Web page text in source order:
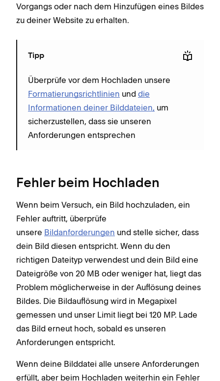
Vorgangs oder nach dem Hinzufügen eines Bildes
zu deiner Website zu erhalten.
Tipp
Überprüfe vor dem Hochladen unsere
Formatierungsrichtlinien und die
Informationen deiner Bilddateien, um
sicherzustellen, dass sie unseren
Anforderungen entsprechen
Fehler beim Hochladen
Wenn beim Versuch, ein Bild hochzuladen, ein
Fehler auftritt, überprüfe
unsere Bildanforderungen und stelle sicher, dass
dein Bild diesen entspricht. Wenn du den
richtigen Dateityp verwendest und dein Bild eine
Dateigröße von 20 MB oder weniger hat, liegt das
Problem möglicherweise in der Auflösung deines
Bildes. Die Bildauflösung wird in Megapixel
gemessen und unser Limit liegt bei 120 MP. Lade
das Bild erneut hoch, sobald es unseren
Anforderungen entspricht.
Wenn deine Bilddatei alle unsere Anforderungen
erfüllt, aber beim Hochladen weiterhin ein Fehler